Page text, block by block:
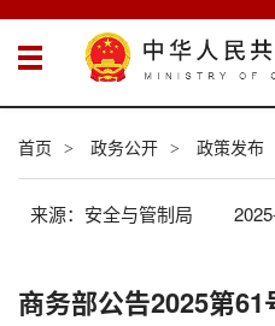
首页 > 政务公开 > 政策发布
来源：安全与管制局
商务部公告2025第